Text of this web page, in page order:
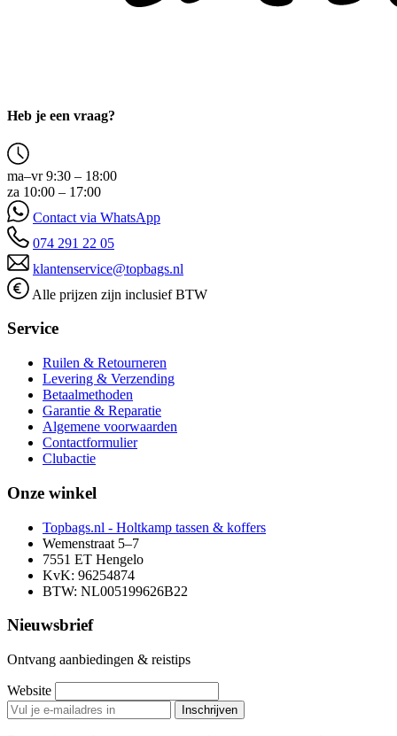
Heb je een vraag?
ma–vr 9:30 – 18:00
za 10:00 – 17:00
Contact via WhatsApp
074 291 22 05
klantenservice@topbags.nl
Alle prijzen zijn inclusief BTW
Service
Ruilen & Retourneren
Levering & Verzending
Betaalmethoden
Garantie & Reparatie
Algemene voorwaarden
Contactformulier
Clubactie
Onze winkel
Topbags.nl - Holtkamp tassen & koffers
Wemenstraat 5–7
7551 ET Hengelo
KvK: 96254874
BTW: NL005199626B22
Nieuwsbrief
Ontvang aanbiedingen & reistips
Website
Inschrijven